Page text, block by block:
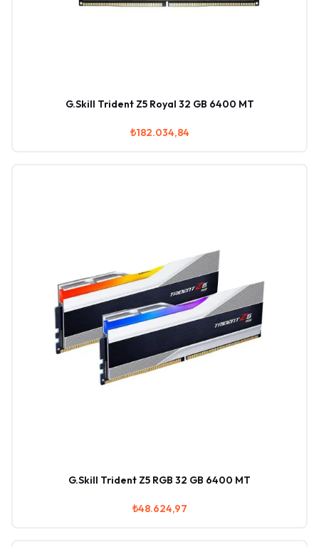
G.Skill Trident Z5 Royal 32 GB 6400 MT
₺182.034,84
G.Skill Trident Z5 RGB 32 GB 6400 MT
₺48.624,97